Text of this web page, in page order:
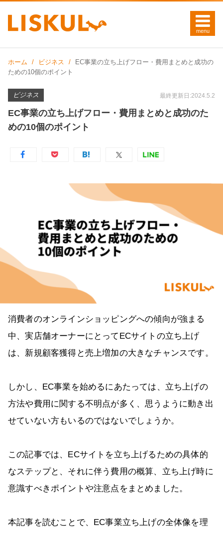
ホーム ビジネス
EC事業の立ち上げフロー・費用まとめと成功の
ための10個のポイント
ビジネス 最終更新日:2024.5.2
EC事業の立ち上げフロー・費用まとめと成功のた
めの10個のポイント
消費者のオンラインショッピングへの傾向が強まる
中、実店舗オーナーにとってECサイトの立ち上げ
は、新規顧客獲得と売上増加の大きなチャンスです。
しかし、EC事業を始めるにあたっては、立ち上げの
方法や費用に関する不明点が多く、思うように動き出
せていない方もいるのではないでしょうか。
この記事では、ECサイトを立ち上げるための具体的
なステップと、それに伴う費用の概算、立ち上げ時に
意識すべきポイントや注意点をまとめました。
本記事を読むことで、EC事業立ち上げの全体像を理